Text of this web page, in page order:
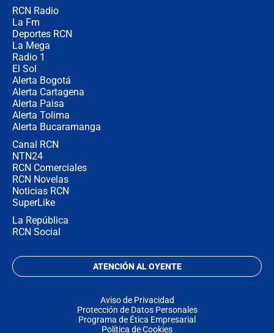
RCN Radio
La Fm
Deportes RCN
La Mega
Radio 1
El Sol
Alerta Bogotá
Alerta Cartagena
Alerta Paisa
Alerta Tolima
Alerta Bucaramanga
Canal RCN
NTN24
RCN Comerciales
RCN Novelas
Noticias RCN
SuperLike
La República
RCN Social
ATENCIÓN AL OYENTE
Aviso de Privacidad
Protección de Datos Personales
Programa de Ética Empresarial
Política de Cookies